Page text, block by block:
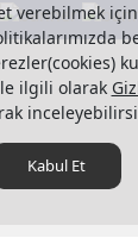
verebilmek
ilgili olarak
Kabul Et